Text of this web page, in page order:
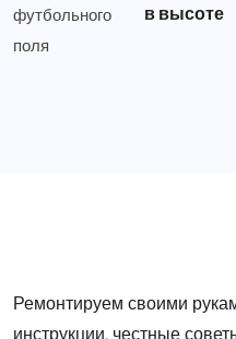
в высоте
Ремонтируем своими